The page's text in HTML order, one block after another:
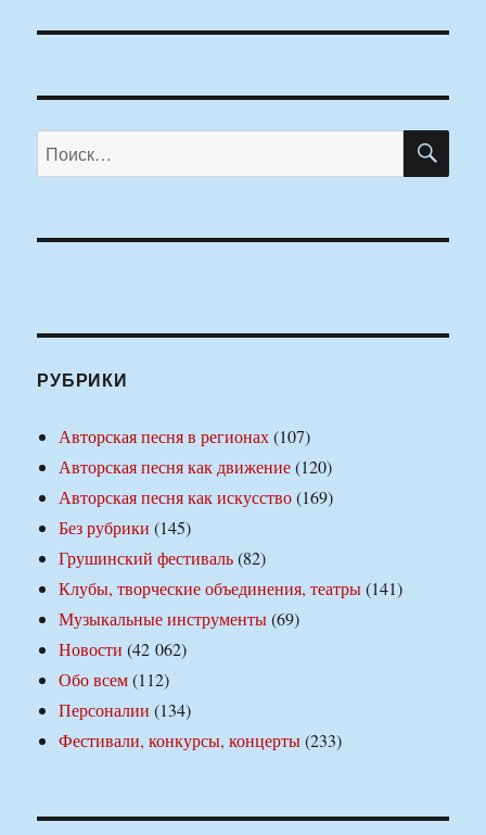
Искать:
РУБРИКИ
Авторская песня в регионах(107)
Авторская песня как движение(120)
Авторская песня как искусство(169)
Без рубрики (145)
Грушинский фестиваль(82)
Клубы, творческие объединения, театры(141)
Музыкальные инструменты(69)
Новости (42 062)
Обо всем(112)
Персоналии (134)
Фестивали, конкурсы, концерты(233)